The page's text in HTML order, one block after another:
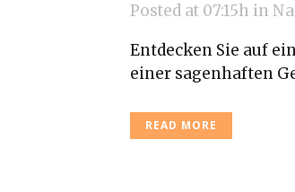
Posted at 07:15h in
Entdecken Sie auf
einer sagenhaften
READ MORE